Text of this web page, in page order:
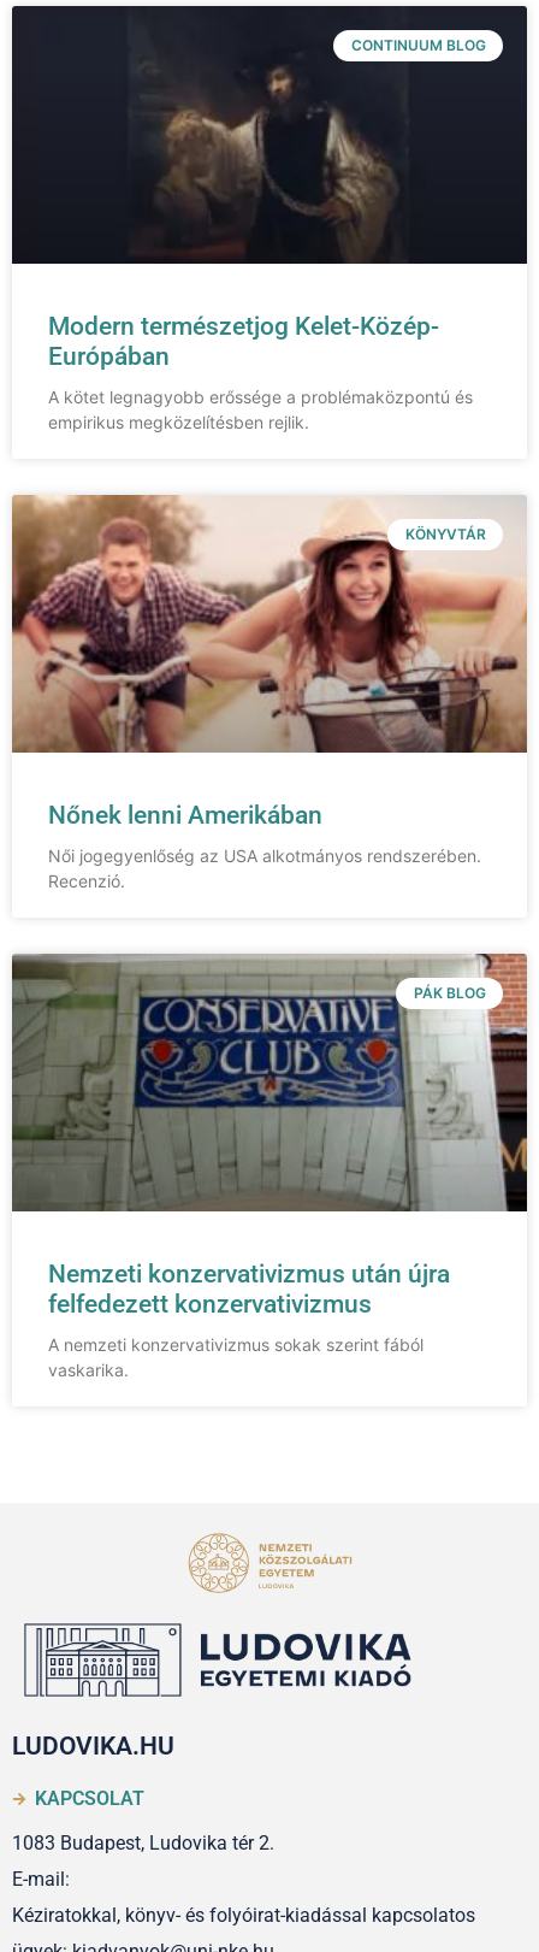
CONTINUUM BLOG
Modern természetjog Kelet-Közép-
Európában
A kötet legnagyobb erőssége a problémaközpontú és
empirikus megközelítésben rejlik.
KÖNYVTÁR
Nőnek lenni Amerikában
Női jogegyenlőség az USA alkotmányos rendszerében.
Recenzió.
PÁK BLOG
Nemzeti konzervativizmus után újra
felfedezett konzervativizmus
A nemzeti konzervativizmus sokak szerint fából
vaskarika.
LUDOVIKA.HU
KAPCSOLAT
1083 Budapest, Ludovika tér 2.
E-mail:
Kéziratokkal, könyv- és folyóirat-kiadással kapcsolatos